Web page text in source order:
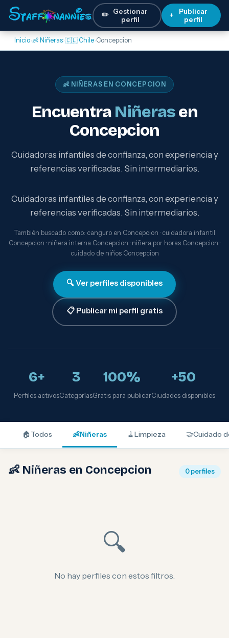
✏️ Gestionar
perfil
+
Publicar
perfil
Inicio›👶 Niñeras›🇨🇱 Chile›Concepcion
👶 NIÑERAS EN CONCEPCION
Encuentra Niñerasen
Concepcion
Cuidadoras infantiles de confianza, con experiencia y
referencias verificadas. Sin intermediarios.
Cuidadoras infantiles de confianza, con experiencia y
referencias verificadas. Sin intermediarios.
También buscado como: canguro en Concepcion · cuidadora infantil
Concepcion · niñera interna Concepcion · niñera por horas Concepcion ·
cuidado de niños Concepcion
🔍 Ver perfiles disponibles
📋 Publicar mi perfil gratis
6+
Perfiles activos
3
Categorías
100%
Gratis para publicar
+50
Ciudades disponibles
🏠 Todos 👶Niñeras 🧹Limpieza 🤝Cuidado
👶 Niñeras en Concepcion 0 perfiles
🔍
No hay perfiles con estos filtros.